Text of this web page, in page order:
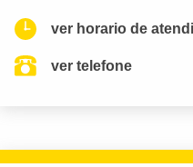
ver horario de
ver telefone